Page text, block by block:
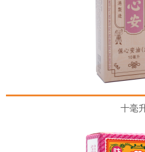
十毫